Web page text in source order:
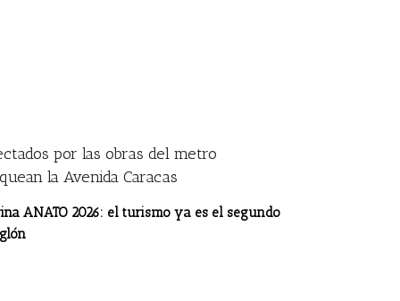
por las obras del metro
la Avenida Caracas
ANATO 2026: el turismo ya es el segundo